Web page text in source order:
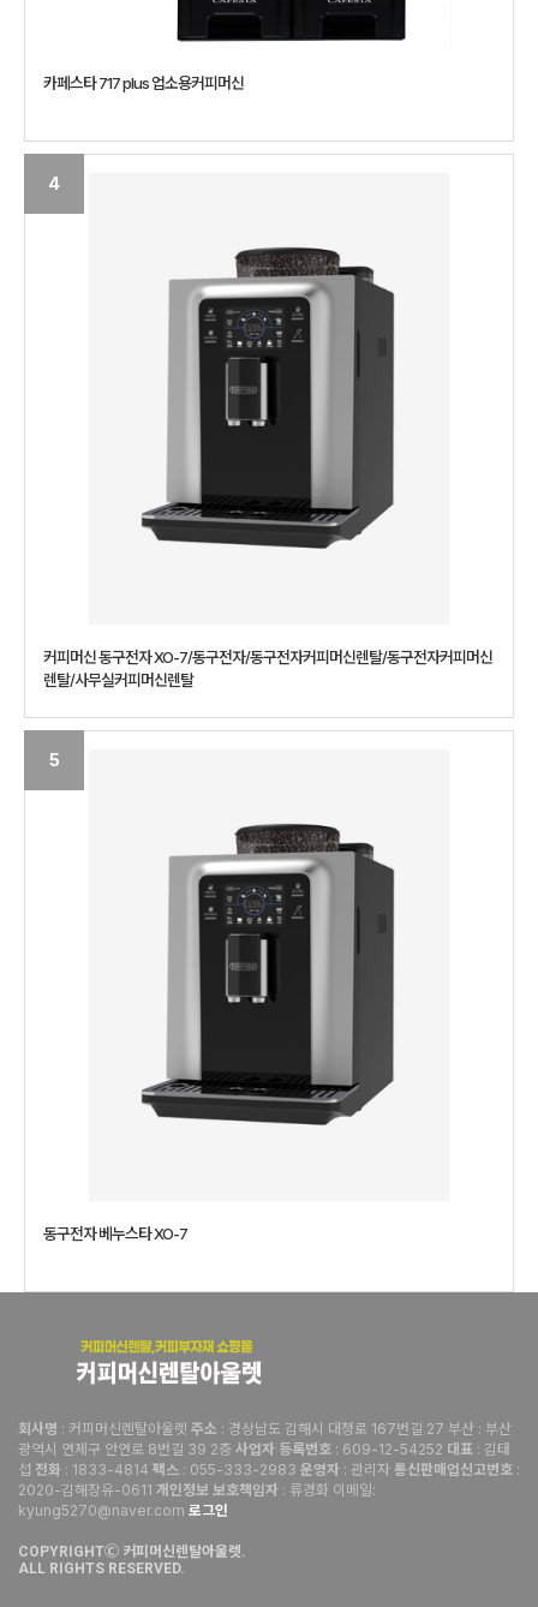
카페스타 717 plus 업소용커피머신
4
커피머신 동구전자 XO-7/동구전자/동구전자커피머신렌탈/동구전자커피머신
렌탈/사무실커피머신렌탈
5
동구전자 베누스타 XO-7
회사명 : 커피머신렌탈아울렛 주소 : 경상남도 김해시 대청로 167번길 27 부산 : 부산
광역시 연제구 안연로 8번길 39 2층 사업자 등록번호 : 609-12-54252 대표 : 김태
섭 전화 : 1833-4814 팩스 : 055-333-2983 운영자 : 관리자 통신판매업신고번호 :
2020-김해장유-0611 개인정보 보호책임자 : 류경화 이메일:
kyung5270@naver.com 로그인
COPYRIGHTⒸ 커피머신렌탈아울렛.
ALL RIGHTS RESERVED.